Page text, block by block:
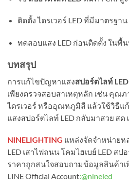
ติดตั้ง ไดรเวอร์ LED ที่มีมาตรฐา
ทดสอบแสง LED ก่อนติดตั้ง ในพื้
บทสรุป
การแก้ไขปัญหาแสงสปอร์ตไลท์ LED
เพียงตรวจสอบสาเหตุหลัก เช่น คุณภ
ไดรเวอร์ หรืออุณหภูมิสี แล้วใช้วิธีแ
แสงสปอร์ตไลท์ LED กลับมาสวย สด
NINELIGHTING แหล่งจัดจำหน่ายห
LED เสาไฟถนน โคมไฮเบย์ LED สป
ราคาถูกสนใจสอบถามข้อมูลสินค้าเ
LINE Official Account:@nineled